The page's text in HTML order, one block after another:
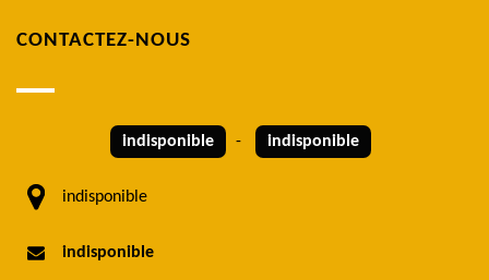
CONTACTEZ-NOUS
indisponible - indisponible
indisponible
indisponible